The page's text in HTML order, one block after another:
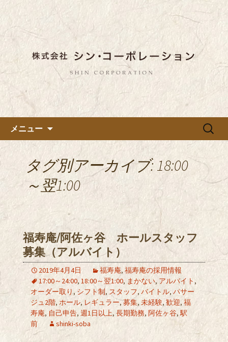
都内に5店舗展開している蕎麦
のお店「真希（しんき）」を運
営する「株式会社シン・コーポ
レーション」のブログ
東京都内に5店舗ある美味しい蕎麦のお
店「真希（しんき）」と運営の「株式
会社シン・コーポレーション」の新着
情報はこちら。店舗によって24時間営
業、宴会なども承っております。季節
のメニューも豊富にご用意。
メニュー
検
タグ別アーカイブ: 18:00
～翌1:00
福寿庵/阿佐ヶ谷 ホールスタッフ
募集（アルバイト）
2019年4月4日 福寿庵, 福寿庵の採用情報
17:00～24:00, 18:00～翌1:00, まかない, アルバイト ,
オーダー取り, シフト制, スタッフ, バイトル, パサー
ジュ2階, ホール, レギュラー,募集, 未経験, 歓迎, 福
寿庵, 自己申告, 週1日以上, 長期勤務, 阿佐ヶ谷,駅
前
shinki-soba